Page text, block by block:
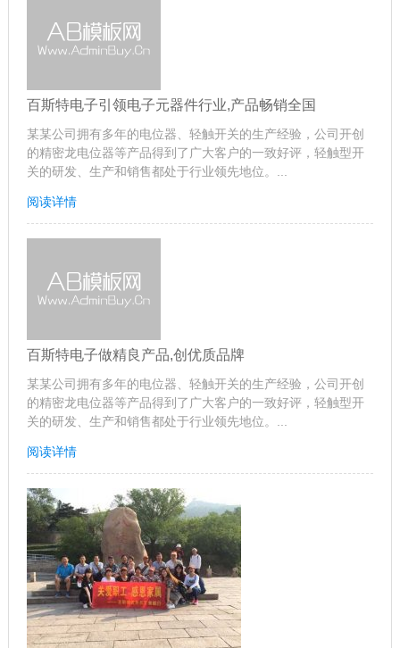
百斯特电子引领电子元器件行业,产品畅销全国
某某公司拥有多年的电位器、轻触开关的生产经验，公司开创
的精密龙电位器等产品得到了广大客户的一致好评，轻触型开
关的研发、生产和销售都处于行业领先地位。...
阅读详情
百斯特电子做精良产品,创优质品牌
某某公司拥有多年的电位器、轻触开关的生产经验，公司开创
的精密龙电位器等产品得到了广大客户的一致好评，轻触型开
关的研发、生产和销售都处于行业领先地位。...
阅读详情